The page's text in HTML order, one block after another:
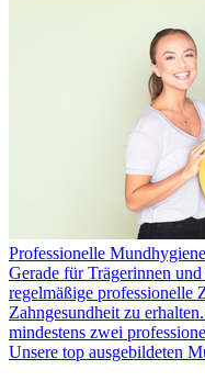
Professionelle Mundhygiene
Gerade für Trägerinnen
regelmäßige professionelle
Zahngesundheit zu
mindestens zwei
Unsere top ausgebildeten